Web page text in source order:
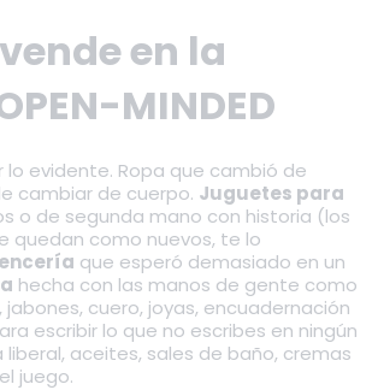
en la
MINDED
lo evidente. Ropa que cambió de
cambiar de cuerpo. Juguetes para
o de segunda mano con historia (los
quedan como nuevos, te lo
que esperó demasiado en un
hecha con las manos de gente como
jabones, cuero, joyas, encuadernación
escribir lo que no escribes en ningún
aceites, sales de baño, cremas
juego.